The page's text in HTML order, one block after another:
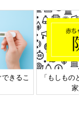
きるこ
「もしもの